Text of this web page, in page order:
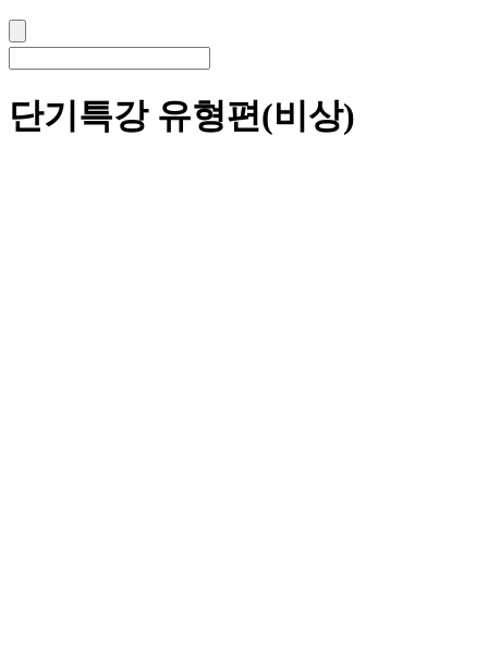
단기특강 유형편(비상)